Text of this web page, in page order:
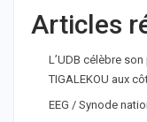
Articles
L’UDB célèbre
TIGALEKOU aux
EEG / Synode